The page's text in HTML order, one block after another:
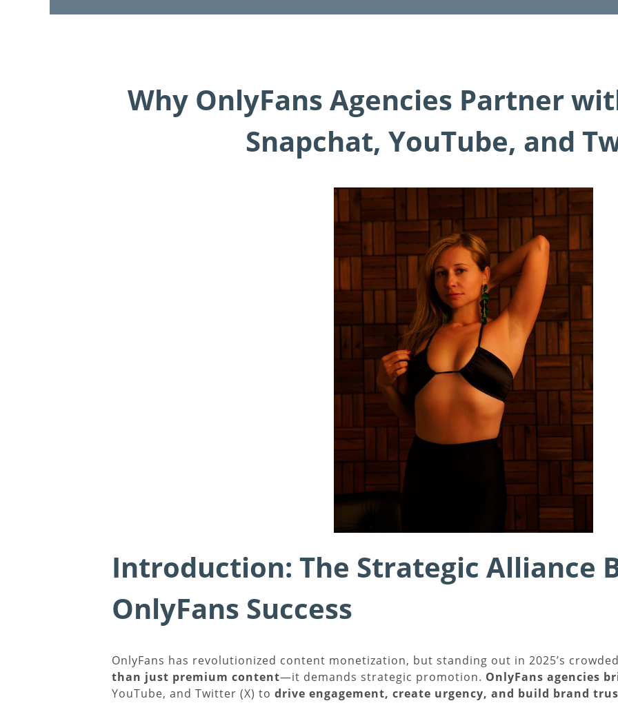
Why OnlyFans Agencies Partner
Snapchat, YouTube, and
Introduction: The Strategic Alliance
OnlyFans Success
OnlyFans has revolutionized content monetization, but standing out in 2025’s
than just premium content—it demands strategic promotion. OnlyFans agencies
YouTube, and Twitter (X) to drive engagement, create urgency, and build brand